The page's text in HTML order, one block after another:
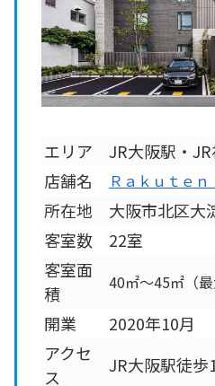
エリア
JR大阪駅・
店舗名
Ｒａｋｕｔｅ
所在地
大阪市北区大
客室数
22室
客室面
積
40㎡～45㎡（最
開業
2020年10月
アクセ
ス
JR大阪駅徒歩